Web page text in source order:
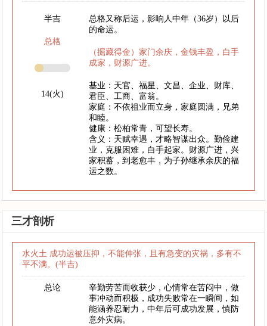
半吉
总格
14(火)
总格又称后运，影响人中年（36岁）以后
的命运。
（掘藏得金）家门余庆，金钱丰盈，白手
成家，财源广进。
基业：天官、福星、文昌、企业、财库、
君臣、工商、富翁。
家庭：不依祖业而立身，家庭圆满，兄弟
和睦。
健康：松柏常青，可望长寿。
含义：天赋幸遇，才略智谋出众。勤俭建
业，克服困难，白手起家。财源广进，兴
家积蓄，到老愈丰，为子孙继承余庆的福
运之数。
三才剖析
水火土 成功运被压抑，不能伸张，且有急变的灾祸，多有不
平不满。(半吉)
总论
辛勤劳苦而收获少，心情常在苦闷中，做
事冲动而积极，成功失败常在一瞬间，如
能涵养忍耐力，中年后可成功发展，慎防
意外灾病。